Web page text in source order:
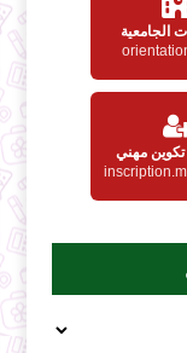
الجامعية
تكوين مهني